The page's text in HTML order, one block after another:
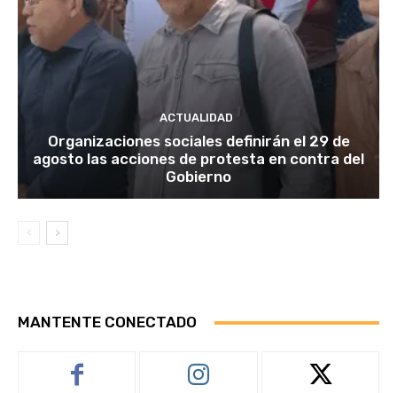
ACTUALIDAD
Organizaciones sociales definirán el 29 de
agosto las acciones de protesta en contra del
Gobierno
MANTENTE CONECTADO